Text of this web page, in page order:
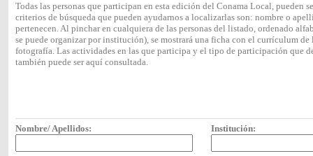
Todas las personas que participan en esta edición del Conama Local, pueden
criterios de búsqueda que pueden ayudarnos a localizarlas son: nombre o
pertenecen. Al pinchar en cualquiera de las personas del listado, ordenado
se puede organizar por institución), se mostrará una ficha con el currículum de
fotografía. Las actividades en las que participa y el tipo de participación que
también puede ser aquí consultada.
Nombre/ Apellidos: Institución: